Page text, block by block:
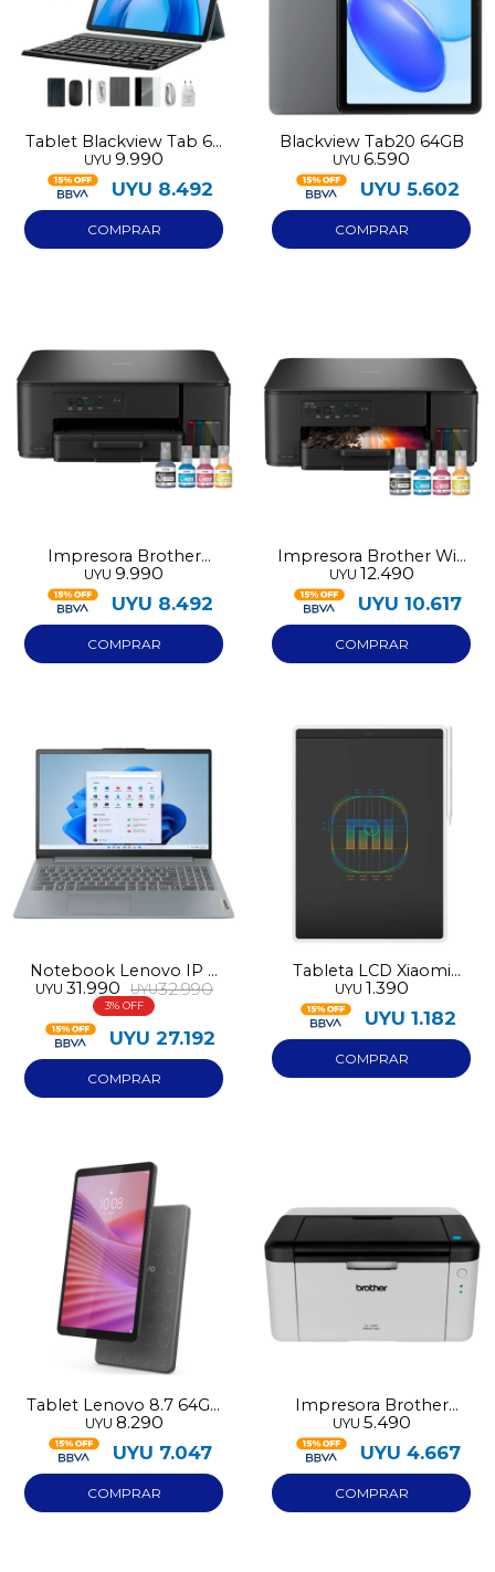
Tablet Blackview Tab 60
Pro 128GB
UYU 9.990
UYU 8.492
Blackview Tab20 64GB
UYU 6.590
UYU 5.602
Impresora Brother
multifuncion DCP-T230
UYU 9.990
UYU 8.492
Impresora Brother Wifi
multifuncion DCP-T430
UYU 12.490
UYU 10.617
Notebook Lenovo IP 3
Ryzen 5 512GB 15AMN8
UYU 31.990 UYU32.990
3
UYU 27.192
Tableta LCD Xiaomi
color 13.5
UYU 1.390
UYU 1.182
Tablet Lenovo 8.7 64GB
con case de regalo
UYU 8.290
UYU 7.047
Impresora Brother
Laser Hl1200
Monocroma
UYU 5.490
UYU 4.667